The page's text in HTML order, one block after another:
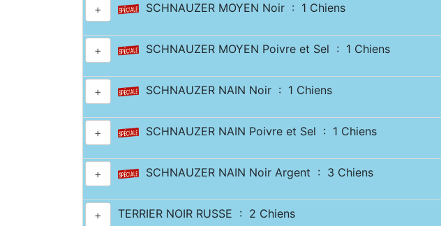
+ SCHNAUZER MOYEN Noir : 1 Chiens
+ SCHNAUZER MOYEN Poivre et Sel : 1 Chiens
+ SCHNAUZER NAIN Noir : 1 Chiens
+ SCHNAUZER NAIN Poivre et Sel : 1 Chiens
+ SCHNAUZER NAIN Noir Argent : 3 Chiens
+ TERRIER NOIR RUSSE : 2 Chiens